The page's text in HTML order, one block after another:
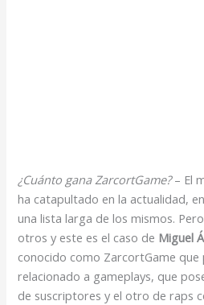
¿Cuánto gana ZarcortGame?– El
ha catapultado en la actualidad,
una lista larga de los mismos.
otros y este es el caso de Miguel
conocido como ZarcortGame que
relacionado a gameplays, que
de suscriptores y el otro de raps